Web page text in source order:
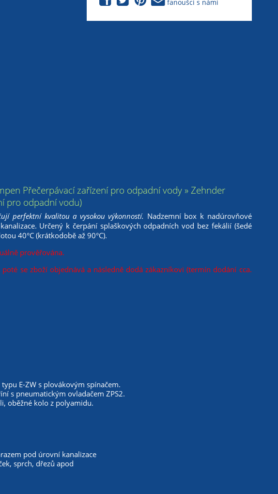
fanoušci s námi
Přečerpávací zařízení pro odpadní vody » Zehnder
pro odpadní vodu)
perfektní kvalitou a vysokou výkonností. Nadzemní box k nadúrovňové
Určený k čerpání splaškových odpadních vod bez fekálií (šedé
40°C (krátkodobě až 90°C).
prověřována.
poté se zboží objednává a následně dodá zákazníkovi (termín dodání cca.
E-ZW s plovákovým spínačem.
s pneumatickým ovladačem ZPS2.
oběžné kolo z polyamidu.
pod úrovní kanalizace
sprch, dřezů apod